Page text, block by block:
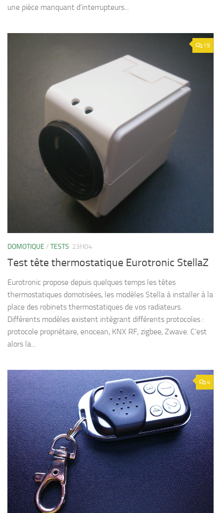
une pièce manquant d’interrupteurs...
19
DOMOTIQUE / TESTS 23H04
Test tête thermostatique Eurotronic StellaZ
Eurotronic propose depuis quelques temps les têtes
thermostatiques domotisées, les modèles Stella à installer à la
place des robinets thermostatiques de vos radiateurs.
Différents modèles existent intégrant différents protocoles :
protocole propriétaire, enocean, KNX RF, zigbee, Zwave. C’est
alors la...
4